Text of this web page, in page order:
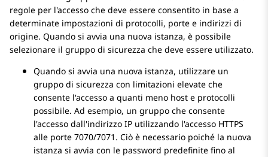
regole per l'accesso che deve essere consentito in base a
determinate impostazioni di protocolli, porte e indirizzi di
origine. Quando si avvia una nuova istanza, è possibile
selezionare il gruppo di sicurezza che deve essere utilizzato.
Quando si avvia una nuova istanza, utilizzare un
gruppo di sicurezza con limitazioni elevate che
consente l'accesso a quanti meno host e protocolli
possibile. Ad esempio, un gruppo che consente
l'accesso dall'indirizzo IP utilizzando l'accesso HTTPS
alle porte 7070/7071. Ciò è necessario poiché la nuova
istanza si avvia con le password predefinite fino al